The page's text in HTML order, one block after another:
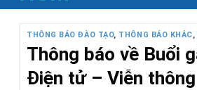
THÔNG BÁO ĐÀO TẠO, THÔNG BÁO KHÁC,
Thông báo về Buổi
Điện tử – Viễn thông